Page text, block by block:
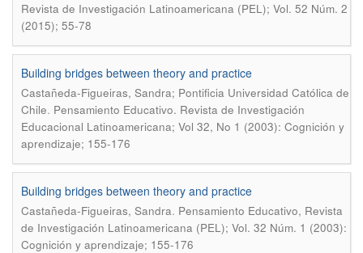
Revista de Investigación Latinoamericana (PEL); Vol. 52 Núm. 2
(2015); 55-78
Building bridges between theory and practice
Castañeda-Figueiras, Sandra; Pontificia Universidad Católica de
Chile. Pensamiento Educativo. Revista de Investigación
Educacional Latinoamericana; Vol 32, No 1 (2003): Cognición y
aprendizaje; 155-176
Building bridges between theory and practice
Castañeda-Figueiras, Sandra. Pensamiento Educativo, Revista
de Investigación Latinoamericana (PEL); Vol. 32 Núm. 1 (2003):
Cognición y aprendizaje; 155-176